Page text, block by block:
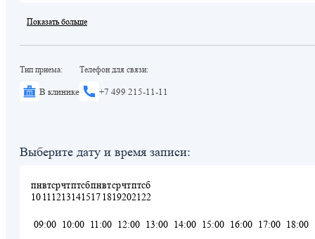
Показать больше
Тип приема:
В клинике
Телефон для связи:
+7 499 215-11-11
Выберите дату и время записи:
пн
10
вт
11
ср
12
чт
13
пт
14
сб
15
пн
17
вт
18
ср
19
чт
20
пт
21
сб
22
09:00 10:00 11:00 12:00 13:00 14:00 15:00 16:00 17:00 18:00